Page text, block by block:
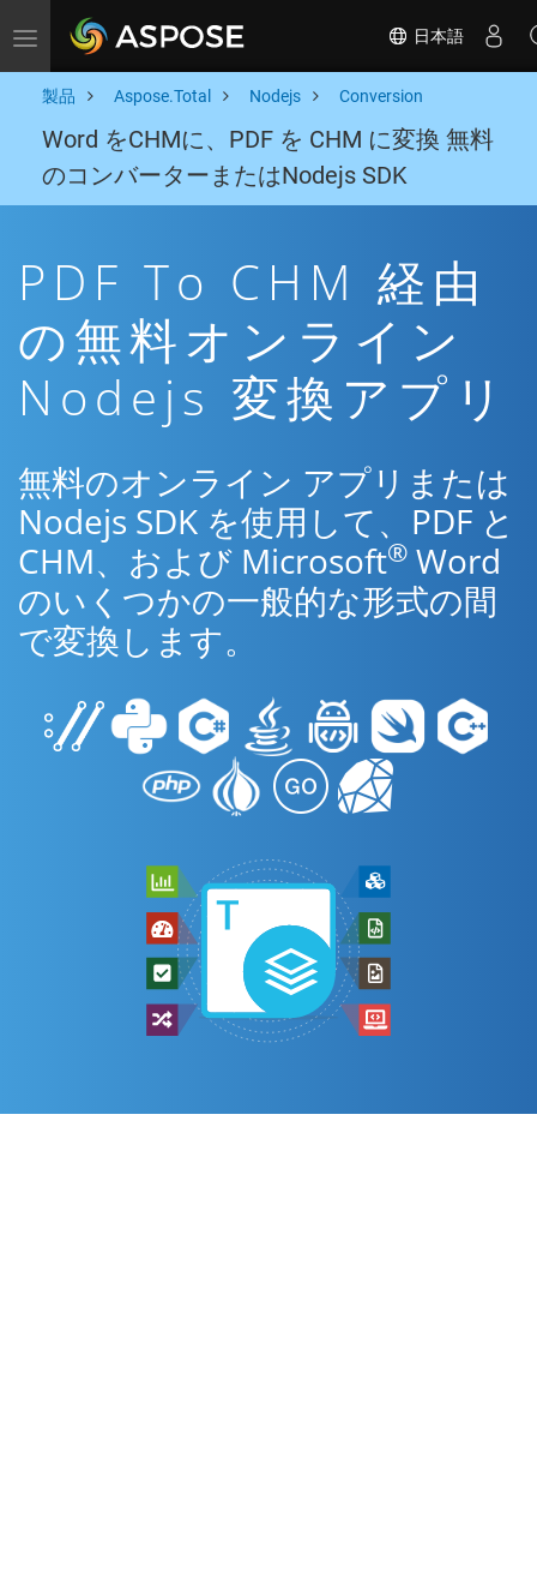
Toggle navigation 日本語
製品 Aspose.Total Nodejs Conversion
Word をCHMに、PDF を CHM に変換 無料
のコンバーターまたはNodejs SDK
PDF To CHM 経由
の無料オンライン
Nodejs 変換アプリ
無料のオンライン アプリまたは
Nodejs SDK を使用して、PDF と
CHM、および Microsoft® Word
のいくつかの一般的な形式の間
で変換します。